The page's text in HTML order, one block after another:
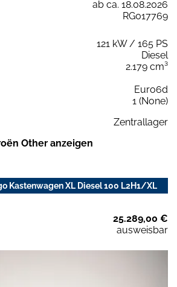
ab ca. 18.08.2026
RG017769
121 kW / 165 PS
Diesel
2.179 cm³
Euro6d
1 (None)
Zentrallager
Other anzeigen
Kastenwagen XL Diesel 100 L2H1/XL
25.289,00 €
ausweisbar